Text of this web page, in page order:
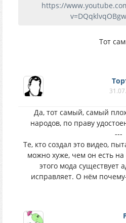
https://
v=DQqklvqOBgw
Тот
Да, тот самый, самый
народов, по праву
---
Те, кто создал это видео,
можно хуже, чем он есть
этого мода существует
исправляет. О нём